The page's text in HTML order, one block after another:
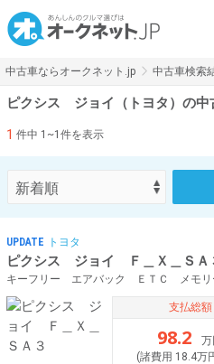
中古車ならオークネット.jp 中古車検索
ピクシス ジョイ（トヨタ）の中
1 件中 1~1件を表示
UPDATE トヨタ
ピクシス ジョイ Ｆ＿Ｘ＿ＳＡ
キーフリー エアバック ＥＴＣ メモリ
支払総額
98.2
万
(諸費用 18.4万